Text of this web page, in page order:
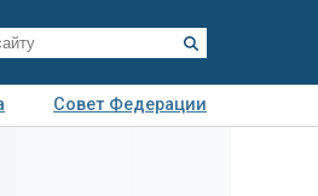
Совет Федерации